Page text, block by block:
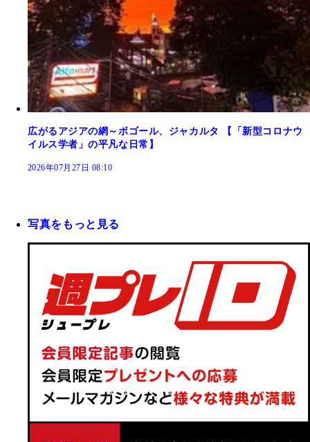
広がるアジアの網～ボゴール、ジャカルタ 【「新型コロナウ
イルス学者」の平凡な日常】
2026年07月27日 08:10
写真をもっと見る